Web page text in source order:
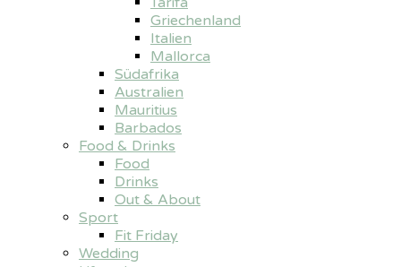
Griechenland
Italien
Mallorca
Südafrika
Australien
Mauritius
Barbados
Food & Drinks
Food
Drinks
Out & About
Sport
Fit Friday
Wedding